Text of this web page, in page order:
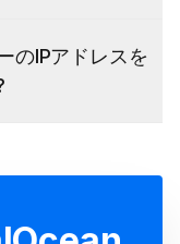
のIPアドレスを